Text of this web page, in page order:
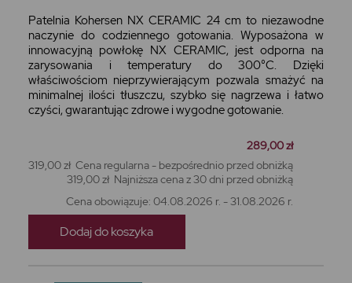
Patelnia Kohersen NX CERAMIC 24 cm to niezawodne
naczynie do codziennego gotowania. Wyposażona w
innowacyjną powłokę NX CERAMIC, jest odporna na
zarysowania i temperatury do 300°C. Dzięki
właściwościom nieprzywierającym pozwala smażyć na
minimalnej ilości tłuszczu, szybko się nagrzewa i łatwo
czyści, gwarantując zdrowe i wygodne gotowanie.
289,00 zł
319,00 zł Cena regularna - bezpośrednio przed obniżką
319,00 zł Najniższa cena z 30 dni przed obniżką
Cena obowiązuje: 04.08.2026 r. - 31.08.2026 r.
Dodaj do koszyka